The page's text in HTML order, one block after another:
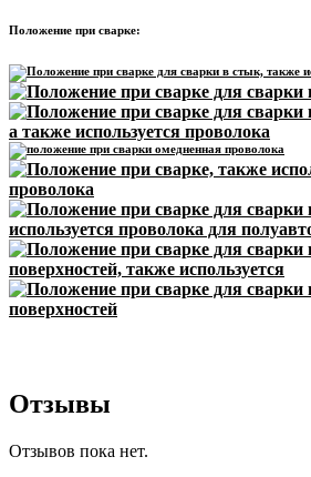
Положение при сварке:
Отзывы
Отзывов пока нет.